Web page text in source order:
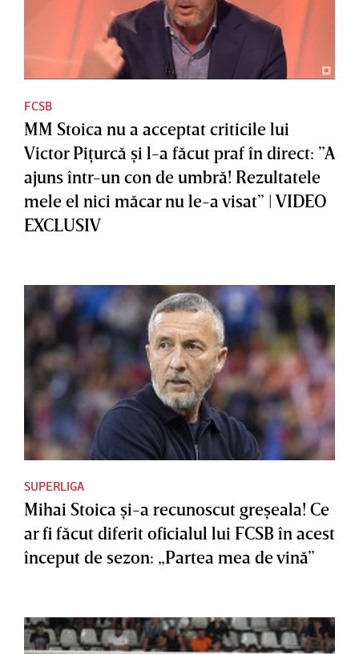
FCSB
MM Stoica nu a acceptat criticile lui
Victor Piţurcă şi l-a făcut praf în direct: ”A
ajuns într-un con de umbră! Rezultatele
mele el nici măcar nu le-a visat” | VIDEO
EXCLUSIV
SUPERLIGA
Mihai Stoica şi-a recunoscut greşeala! Ce
ar fi făcut diferit oficialul lui FCSB în acest
început de sezon: „Partea mea de vină”